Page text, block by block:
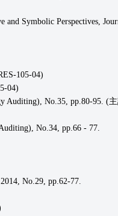
and Symbolic Perspectives,
105-04)
04)
Auditing), No.35, pp.80-95. (
No.34, pp.66 - 77.
No.29, pp.62-77.